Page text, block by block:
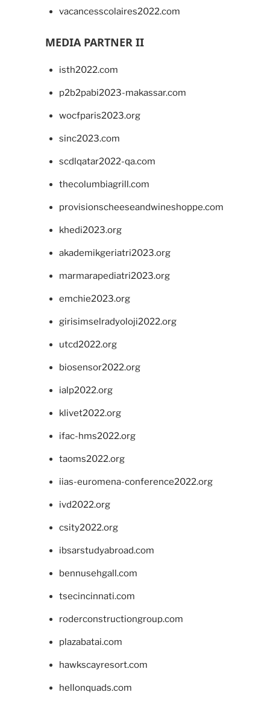
vacancesscolaires2022.com
MEDIA PARTNER II
isth2022.com
p2b2pabi2023-makassar.com
wocfparis2023.org
sinc2023.com
scdlqatar2022-qa.com
thecolumbiagrill.com
provisionscheeseandwineshoppe.com
khedi2023.org
akademikgeriatri2023.org
marmarapediatri2023.org
emchie2023.org
girisimselradyoloji2022.org
utcd2022.org
biosensor2022.org
ialp2022.org
klivet2022.org
ifac-hms2022.org
taoms2022.org
iias-euromena-conference2022.org
ivd2022.org
csity2022.org
ibsarstudyabroad.com
bennusehgall.com
tsecincinnati.com
roderconstructiongroup.com
plazabatai.com
hawkscayresort.com
hellonquads.com